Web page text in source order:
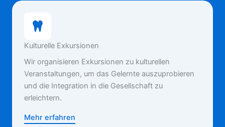
Kulturelle Exkursionen
Wir organisieren Exkursionen zu kulturellen
Veranstaltungen, um das Gelernte auszuprobieren
und die Integration in die Gesellschaft zu
erleichtern.
Mehr erfahren